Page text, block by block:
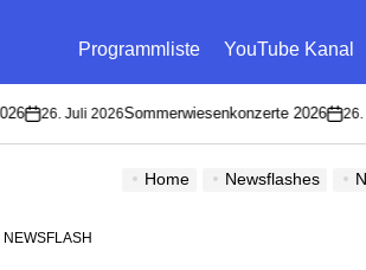
Programmliste YouTube Kanal
on
26. Juli 2026Sommerwiesenkonzerte 2026on
26.
Home Newsflashes
POSTED
NEWSFLASH